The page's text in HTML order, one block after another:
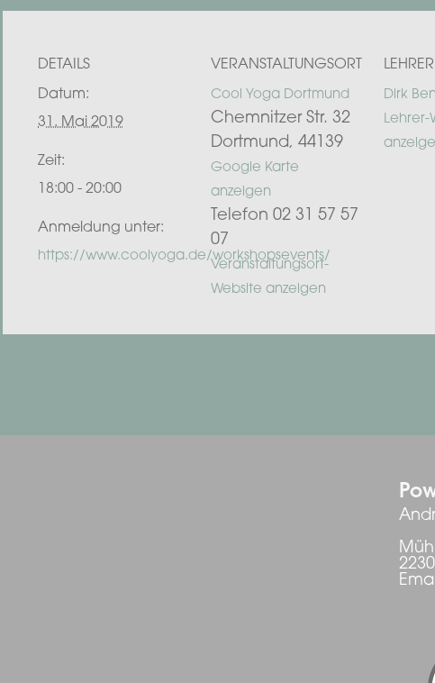
DETAILS
Datum:
31. Mai 2019
Zeit:
18:00 - 20:00
Anmeldung unter:
https://www.coolyoga.de/workshopsevents/
VERANSTALTUNGSORT
Cool Yoga Dortmund
Chemnitzer Str. 32
Dortmund, 44139
Google Karte
anzeigen
Telefon 02 31 57 57
07
Veranstaltungsort-
Website anzeigen
LEHRER
Dirk
Lehrer-